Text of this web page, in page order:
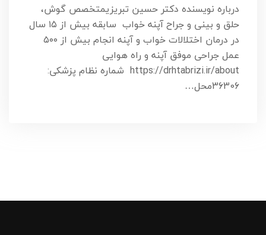
درباره نویسنده دکتر حسین تبریزیمتخصص گوش،
حلق و بینی و جراح آپنه خواب سابقه بیش از ۱۵ سال
در درمان اختلالات خواب و آپنه انجام بیش از ۵۰۰
عمل جراحی موفق آپنه و راه هوایی
https://drhtabrizi.ir/about شماره نظام پزشکی:
36306محل…